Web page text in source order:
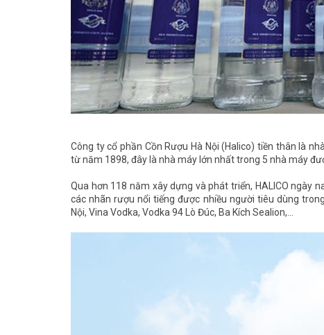
Công ty cổ phần Cồn Rượu Hà Nội (Halico) tiền thân là
từ năm 1898, đây là nhà máy lớn nhất trong 5 nhà máy
Qua hơn 118 năm xây dựng và phát triển, HALICO ngày
các nhãn rượu nổi tiếng được nhiều người tiêu dùng
Nội, Vina Vodka, Vodka 94 Lò Đúc, Ba Kích Sealion,...